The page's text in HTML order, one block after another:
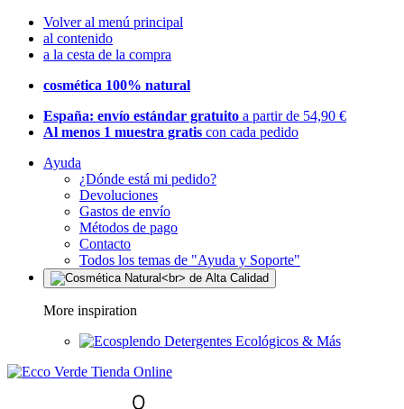
Volver al menú principal
al contenido
a la cesta de la compra
cosmética 100% natural
España: envío estándar gratuito a partir de 54,90 €
Al menos 1 muestra gratis con cada pedido
Ayuda
¿Dónde está mi pedido?
Devoluciones
Gastos de envío
Métodos de pago
Contacto
Todos los temas de "Ayuda y Soporte"
More inspiration
Detergentes Ecológicos & Más